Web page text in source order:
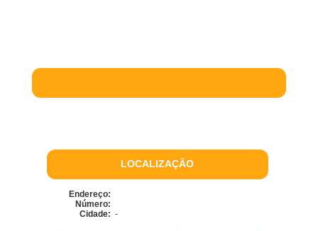
LOCALIZAÇÃO
Endereço:
Número:
Cidade: -